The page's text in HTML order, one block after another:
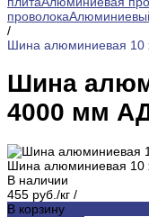
проволока
/
Шина алюминиевая 10
Шина
4000 мм
Шина алюминиевая 10
В наличии
455 руб./кг /
В корзину